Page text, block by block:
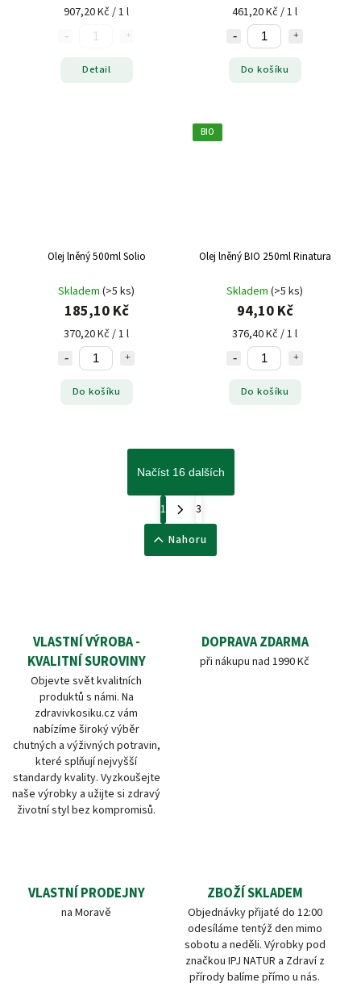
907,20 Kč / 1 l
Detail
461,20 Kč / 1 l
Do košíku
Olej lněný 500ml Solio
Skladem (>5 ks)
185,10 Kč
370,20 Kč / 1 l
Do košíku
BIO
Olej lněný BIO 250ml Rinatura
Skladem (>5 ks)
94,10 Kč
376,40 Kč / 1 l
Do košíku
Načíst 16 dalších
1
3
Nahoru
VLASTNÍ VÝROBA -
KVALITNÍ SUROVINY
Objevte svět kvalitních
produktů s námi. Na
zdravivkosiku.cz vám
nabízíme široký výběr
chutných a výživných potravin,
které splňují nejvyšší
standardy kvality. Vyzkoušejte
naše výrobky a užijte si zdravý
životní styl bez kompromisů.
DOPRAVA ZDARMA
při nákupu nad 1990 Kč
VLASTNÍ PRODEJNY
na Moravě
ZBOŽÍ SKLADEM
Objednávky přijaté do 12:00
odesíláme tentýž den mimo
sobotu a neděli. Výrobky pod
značkou IPJ NATUR a Zdraví z
přírody balíme přímo u nás.